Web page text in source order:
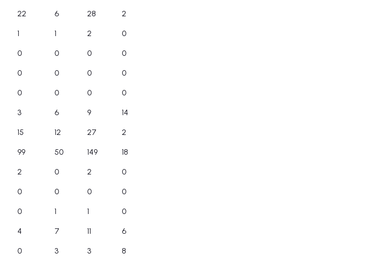
22 6 28 2
1 1 2 0
0 0 0 0
0 0 0 0
0 0 0 0
3 6 9 14
15 12 27 2
99 50 149 18
2 0 2 0
0 0 0 0
0 1 1 0
4 7 11 6
0 3 3 8